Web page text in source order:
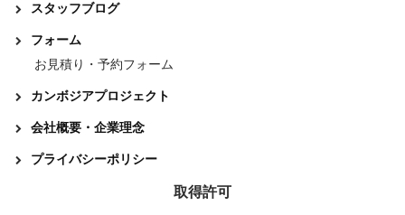
スタッフブログ
フォーム
お見積り・予約フォーム
カンボジアプロジェクト
会社概要・企業理念
プライバシーポリシー
取得許可